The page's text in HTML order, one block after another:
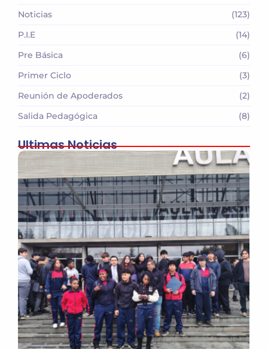
Noticias
(123)
P.I.E
(14)
Pre Básica
(6)
Primer Ciclo
(3)
Reunión de Apoderados
(2)
Salida Pedagógica
(8)
Ultimas Noticias